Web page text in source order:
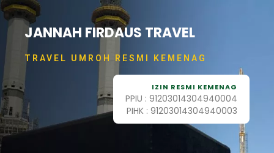
Skip
to
contentJANNAH FIRDAUS TRAVEL
TRAVEL UMROH RESMI KEMENAG
IZIN RESMI KEMENAG
PPIU : 91203014304940004
PIHK : 91203014304940003